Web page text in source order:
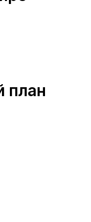
план